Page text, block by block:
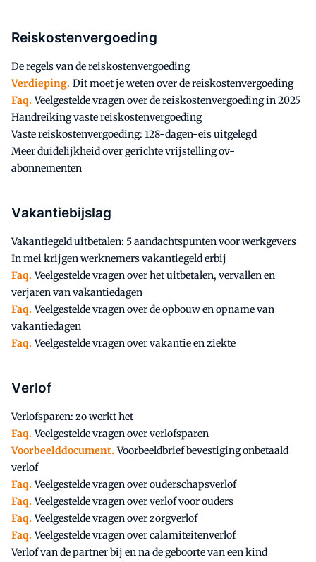
Reiskostenvergoeding
De regels van de reiskostenvergoeding
Verdieping. Dit moet je weten over de reiskostenvergoeding
Faq. Veelgestelde vragen over de reiskostenvergoeding in 2025
Handreiking vaste reiskostenvergoeding
Vaste reiskostenvergoeding: 128-dagen-eis uitgelegd
Meer duidelijkheid over gerichte vrijstelling ov-
abonnementen
Vakantiebijslag
Vakantiegeld uitbetalen: 5 aandachtspunten voor werkgevers
In mei krijgen werknemers vakantiegeld erbij
Faq. Veelgestelde vragen over het uitbetalen, vervallen en
verjaren van vakantiedagen
Faq. Veelgestelde vragen over de opbouw en opname van
vakantiedagen
Faq. Veelgestelde vragen over vakantie en ziekte
Verlof
Verlofsparen: zo werkt het
Faq. Veelgestelde vragen over verlofsparen
Voorbeelddocument. Voorbeeldbrief bevestiging onbetaald
verlof
Faq. Veelgestelde vragen over ouderschapsverlof
Faq. Veelgestelde vragen over verlof voor ouders
Faq. Veelgestelde vragen over zorgverlof
Faq. Veelgestelde vragen over calamiteitenverlof
Verlof van de partner bij en na de geboorte van een kind